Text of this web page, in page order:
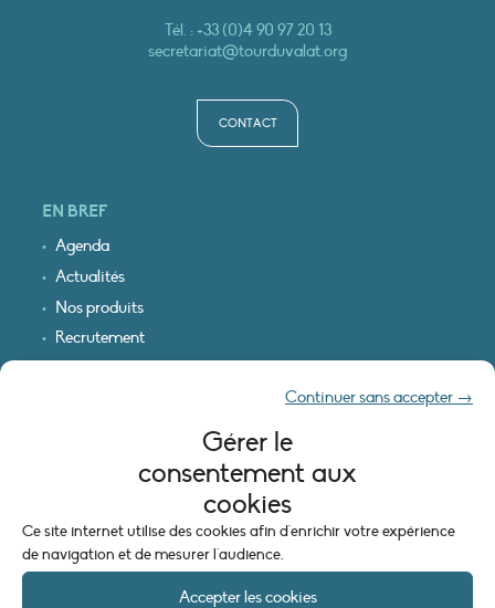
Gérer le
consentement aux
cookies
Ce site internet utilise des cookies afin d'enrichir votre expérience
de navigation et de mesurer l'audience.
Accepter les cookies
Continuer sans accepter →
Tél. :+33 (0)4 90 97 20 13
secretariat@tourduvalat.org
CONTACT
EN BREF
Agenda
Actualités
Nos produits
Recrutement
INFORMATIONS LÉGALES
Mentions légales
Politique de cookies (UE)